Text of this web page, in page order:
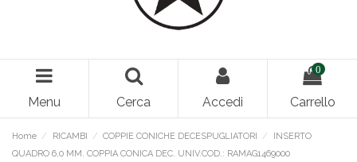
Menu Cerca Accedi
0
Carrello
Home RICAMBI COPPIE CONICHE DECESPUGLIATORI
INSERTO
QUADRO 6,0 MM. COPPIA CONICA DEC. UNIV.COD.: RAMAG1469000